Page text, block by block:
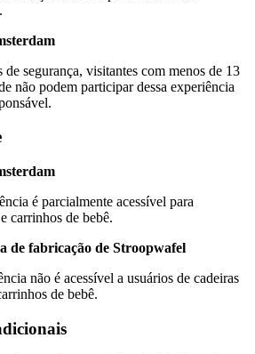
de segurança, visitantes com menos de 13
não podem participar dessa experiência
é parcialmente acessível para
carrinhos de bebê.
de fabricação de Stroopwafel
não é acessível a usuários de cadeiras
de bebê.